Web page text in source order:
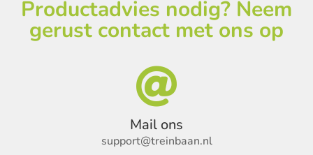
Productadvies nodig? Neem
gerust contact met ons op

Mail ons
support@treinbaan.nl